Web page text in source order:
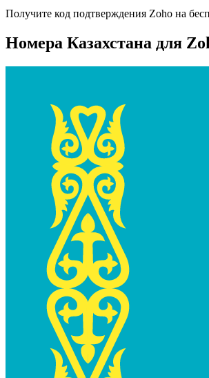
Получите код подтверждения Zoho на
Номера Казахстана для